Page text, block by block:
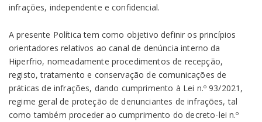
infrações, independente e confidencial.
A presente Política tem como objetivo definir os princípios
orientadores relativos ao canal de denúncia interno da
Hiperfrio, nomeadamente procedimentos de recepção,
registo, tratamento e conservação de comunicações de
práticas de infrações, dando cumprimento à Lei n.º 93/2021,
regime geral de proteção de denunciantes de infrações, tal
como também proceder ao cumprimento do decreto-lei n.º